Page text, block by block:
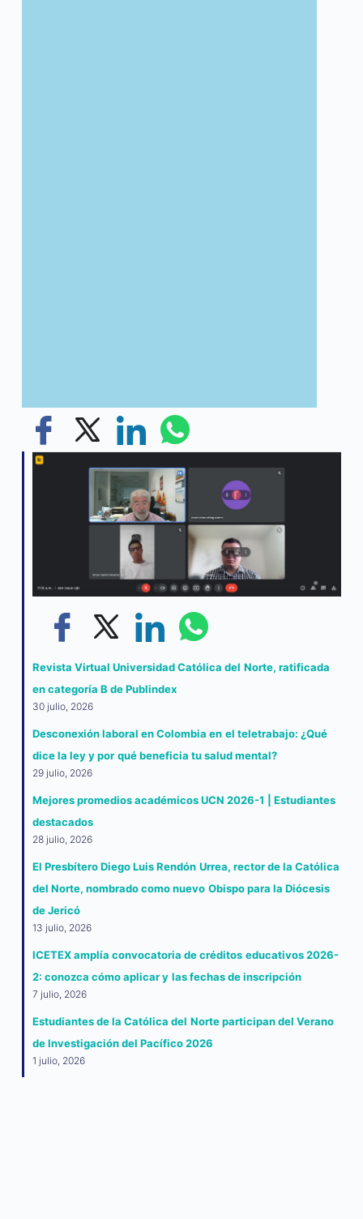
Revista Virtual Universidad Católica del Norte, ratificada
en categoría B de Publindex
30 julio, 2026
Desconexión laboral en Colombia en el teletrabajo: ¿Qué
dice la ley y por qué beneficia tu salud mental?
29 julio, 2026
Mejores promedios académicos UCN 2026-1 | Estudiantes
destacados
28 julio, 2026
El Presbítero Diego Luis Rendón Urrea, rector de la Católica
del Norte, nombrado como nuevo Obispo para la Diócesis
de Jericó
13 julio, 2026
ICETEX amplía convocatoria de créditos educativos 2026-
2: conozca cómo aplicar y las fechas de inscripción
7 julio, 2026
Estudiantes de la Católica del Norte participan del Verano
de Investigación del Pacífico 2026
1 julio, 2026